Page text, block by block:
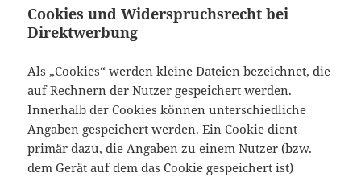
Cookies und Widerspruchsrecht bei
Direktwerbung
Als „Cookies“ werden kleine Dateien bezeichnet, die
auf Rechnern der Nutzer gespeichert werden.
Innerhalb der Cookies können unterschiedliche
Angaben gespeichert werden. Ein Cookie dient
primär dazu, die Angaben zu einem Nutzer (bzw.
dem Gerät auf dem das Cookie gespeichert ist)